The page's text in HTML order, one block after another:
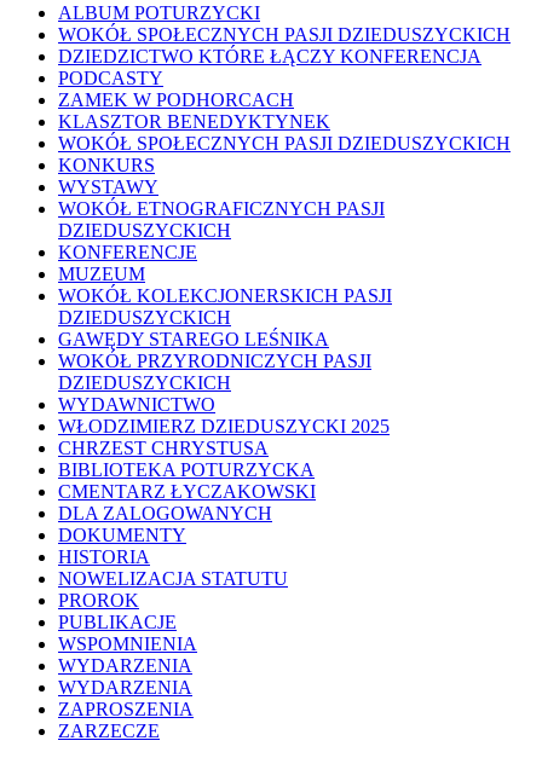
ALBUM POTURZYCKI
WOKÓŁ SPOŁECZNYCH PASJI DZIEDUSZYCKICH
DZIEDZICTWO KTÓRE ŁĄCZY KONFERENCJA
PODCASTY
ZAMEK W PODHORCACH
KLASZTOR BENEDYKTYNEK
WOKÓŁ SPOŁECZNYCH PASJI DZIEDUSZYCKICH
KONKURS
WYSTAWY
WOKÓŁ ETNOGRAFICZNYCH PASJI
DZIEDUSZYCKICH
KONFERENCJE
MUZEUM
WOKÓŁ KOLEKCJONERSKICH PASJI
DZIEDUSZYCKICH
GAWĘDY STAREGO LEŚNIKA
WOKÓŁ PRZYRODNICZYCH PASJI
DZIEDUSZYCKICH
WYDAWNICTWO
WŁODZIMIERZ DZIEDUSZYCKI 2025
CHRZEST CHRYSTUSA
BIBLIOTEKA POTURZYCKA
CMENTARZ ŁYCZAKOWSKI
DLA ZALOGOWANYCH
DOKUMENTY
HISTORIA
NOWELIZACJA STATUTU
PROROK
PUBLIKACJE
WSPOMNIENIA
WYDARZENIA
WYDARZENIA
ZAPROSZENIA
ZARZECZE